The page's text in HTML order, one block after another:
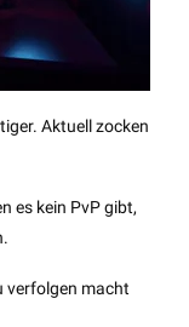
Aktuell zocken
es kein PvP gibt,
verfolgen macht